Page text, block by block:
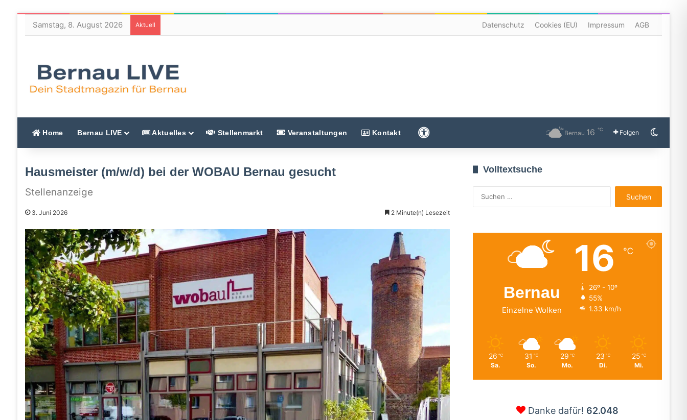
Samstag, 8. August 2026 Aktuell Datenschutz Cookies (EU) Impressum AGB
Home Bernau LIVE Aktuelles Stellenmarkt Veranstaltungen Kontakt Barrierefreiheit Bernau 16℃ Folgen
Hausmeister (m/w/d) bei der WOBAU Bernau gesucht
Stellenanzeige
3. Juni 2026 2 Minute(n) Lesezeit
Volltextsuche
nach:
Bernau
Einzelne Wolken
16 ℃
26º - 10º
55%
1.33 km/h
26 ℃
Sa.
31 ℃
So.
29 ℃
Mo.
23 ℃
Di.
25 ℃
Mi.
Danke dafür! 62.048